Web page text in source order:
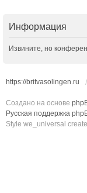
Информация
Извините, но
https://britvasolingen.ru
Создано на основе
Русская поддержка
Style we_universal